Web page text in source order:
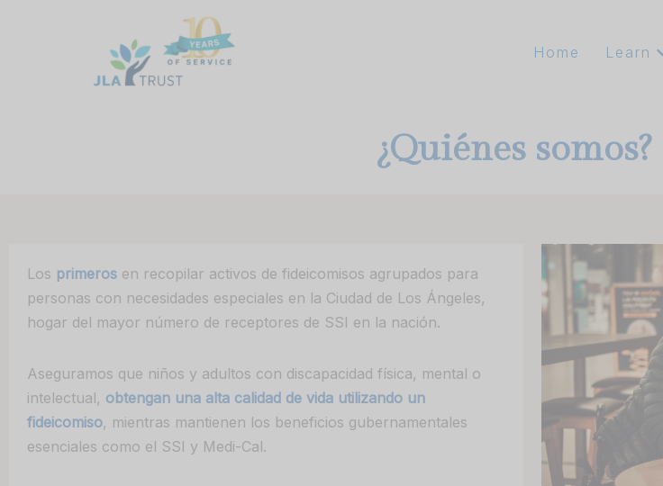
Home Learn
¿Quiénes somos?
Los primeros en recopilar activos de fideicomisos agrupados para
personas con necesidades especiales en la Ciudad de Los Ángeles,
hogar del mayor número de receptores de SSI en la nación.
Aseguramos que niños y adultos con discapacidad física, mental o
intelectual, obtengan una alta calidad de vida utilizando un
fideicomiso, mientras mantienen los beneficios gubernamentales
esenciales como el SSI y Medi-Cal.